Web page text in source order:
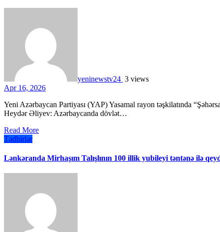
yeninewstv24 3 views
Apr 16, 2026
Yeni Azərbaycan Partiyası (YAP) Yasamal rayon təşkilatında “Şəhərsalma və Memarlıq İli” çərçivəsində “Ümummilli Lider
Heydər Əliyev: Azərbaycanda dövlət…
Read More
Tədbirlər
Lənkəranda Mirhaşım Talışlının 100 illik yubileyi təntənə ilə